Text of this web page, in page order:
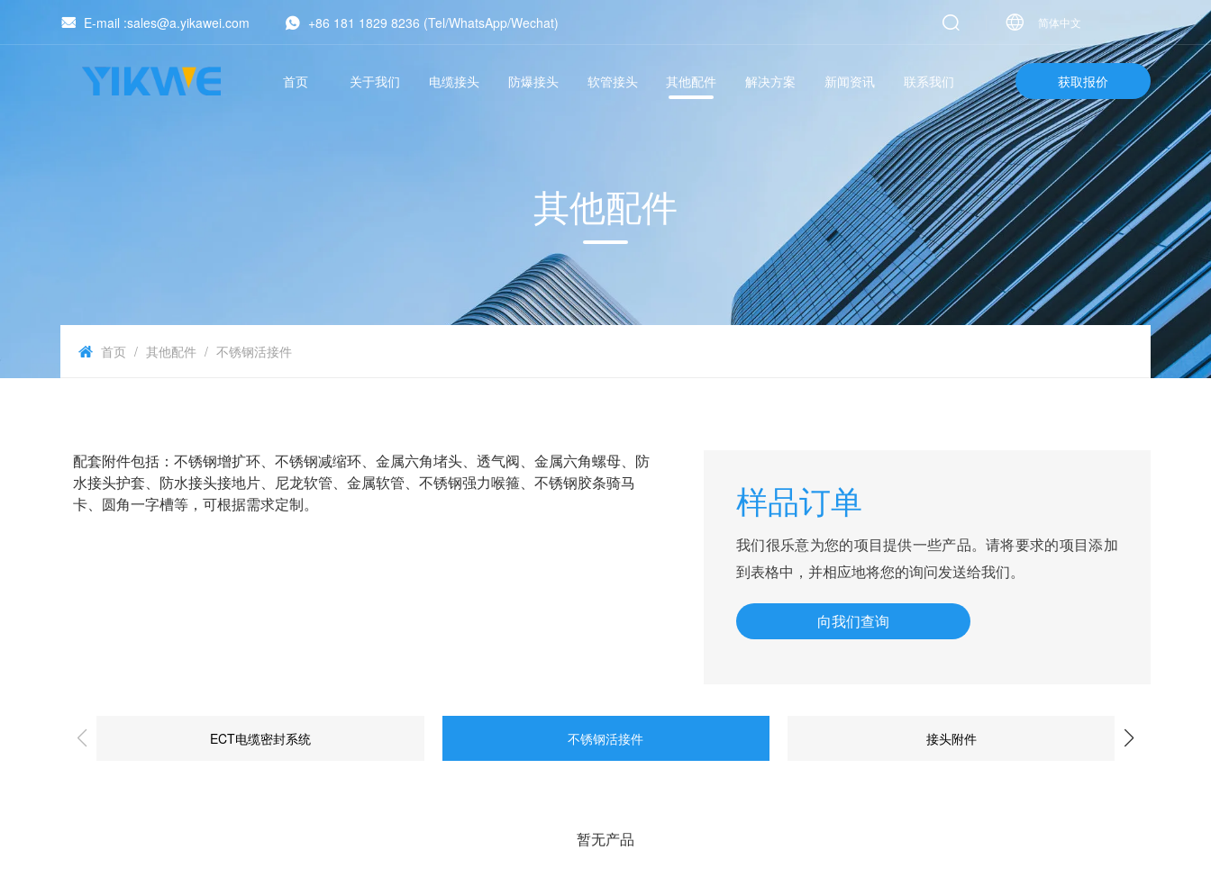
E-mail :sales@a.yikawei.com +86 181 1829 8236 (Tel/WhatsApp/Wechat) 简体中文
首页 关于我们 电缆接头 防爆接头 软管接头 其他配件 解决方案 新闻资讯 联系我们 获取报价
其他配件
首页 / 其他配件 / 不锈钢活接件
配套附件包括：不锈钢增扩环、不锈钢减缩环、金属六角堵头、透气阀、金属六角螺母、防
水接头护套、防水接头接地片、尼龙软管、金属软管、不锈钢强力喉箍、不锈钢胶条骑马
卡、圆角一字槽等，可根据需求定制。
样品订单
我们很乐意为您的项目提供一些产品。请将要求的项目添加
到表格中，并相应地将您的询问发送给我们。
向我们查询
ECT电缆密封系统 不锈钢活接件 接头附件
暂无产品